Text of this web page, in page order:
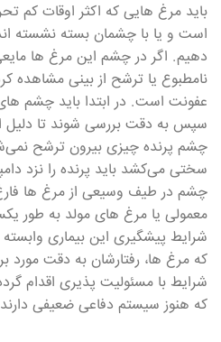
باید مرغ هایی که اکثر اوقات کم
است و یا با چشمان بسته نشسته
دهیم. اگر در چشم این مرغ ها
نامطبوع یا ترشح از بینی مشاهده
عفونت است. در ابتدا باید چشم
سپس به دقت بررسی شوند تا دلیل
چشم پرنده چیزی بیرون ترشح
سختی می‌کشد باید پرنده را نزد
چشم در طیف وسیعی از مرغ ها
معمولی یا مرغ های مولد به طور
شرایط پیشگیری این بیماری
که مرغ ها، رفتارشان به دقت مورد
شرایط با مسئولیت پذیری اقدام
که هنوز سیستم دفاعی ضعیفی